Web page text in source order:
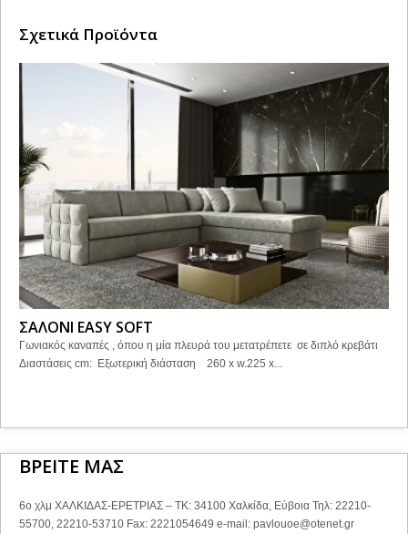
Σχετικά Προϊόντα
ΣΑΛΟΝΙ EASY SOFT
Γωνιακός καναπές , όπου η μία πλευρά του μετατρέπετε σε διπλό κρεβάτι
Διαστάσεις cm: Εξωτερική διάσταση 260 x w.225 x...
ΒΡΕΙΤΕ ΜΑΣ
6ο χλμ ΧΑΛΚΙΔΑΣ-ΕΡΕΤΡΙΑΣ – ΤΚ: 34100 Χαλκίδα, Εύβοια Τηλ: 22210-
55700, 22210-53710 Fax: 2221054649 e-mail: pavlouoe@otenet.gr